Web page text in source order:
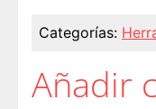
Categorías:
Añadir